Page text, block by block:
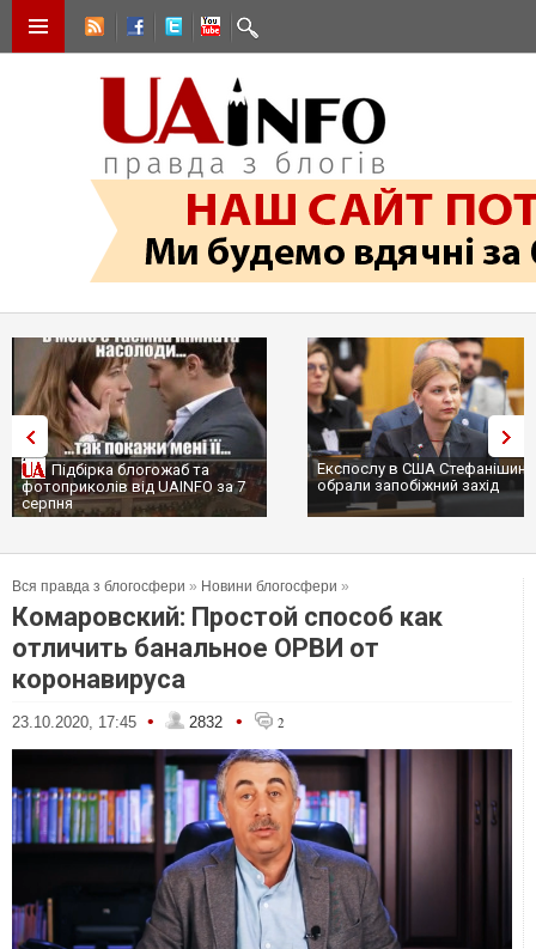
Підбірка блогожаб та
фотоприколів від UAINFO за 7
серпня
Експослу в США
обрали запобіжний захід
Вся правда з блогосфери » Новини блогосфери »
Комаровский: Простой способ как
отличить банальное ОРВИ от
коронавируса
23.10.2020, 17:45 • 2832 • 2